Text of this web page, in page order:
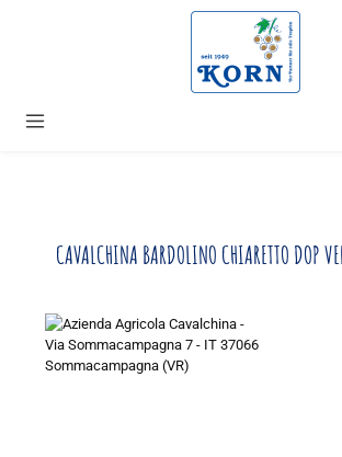
CAVALCHINA BARDOLINO CHIARETTO DOP